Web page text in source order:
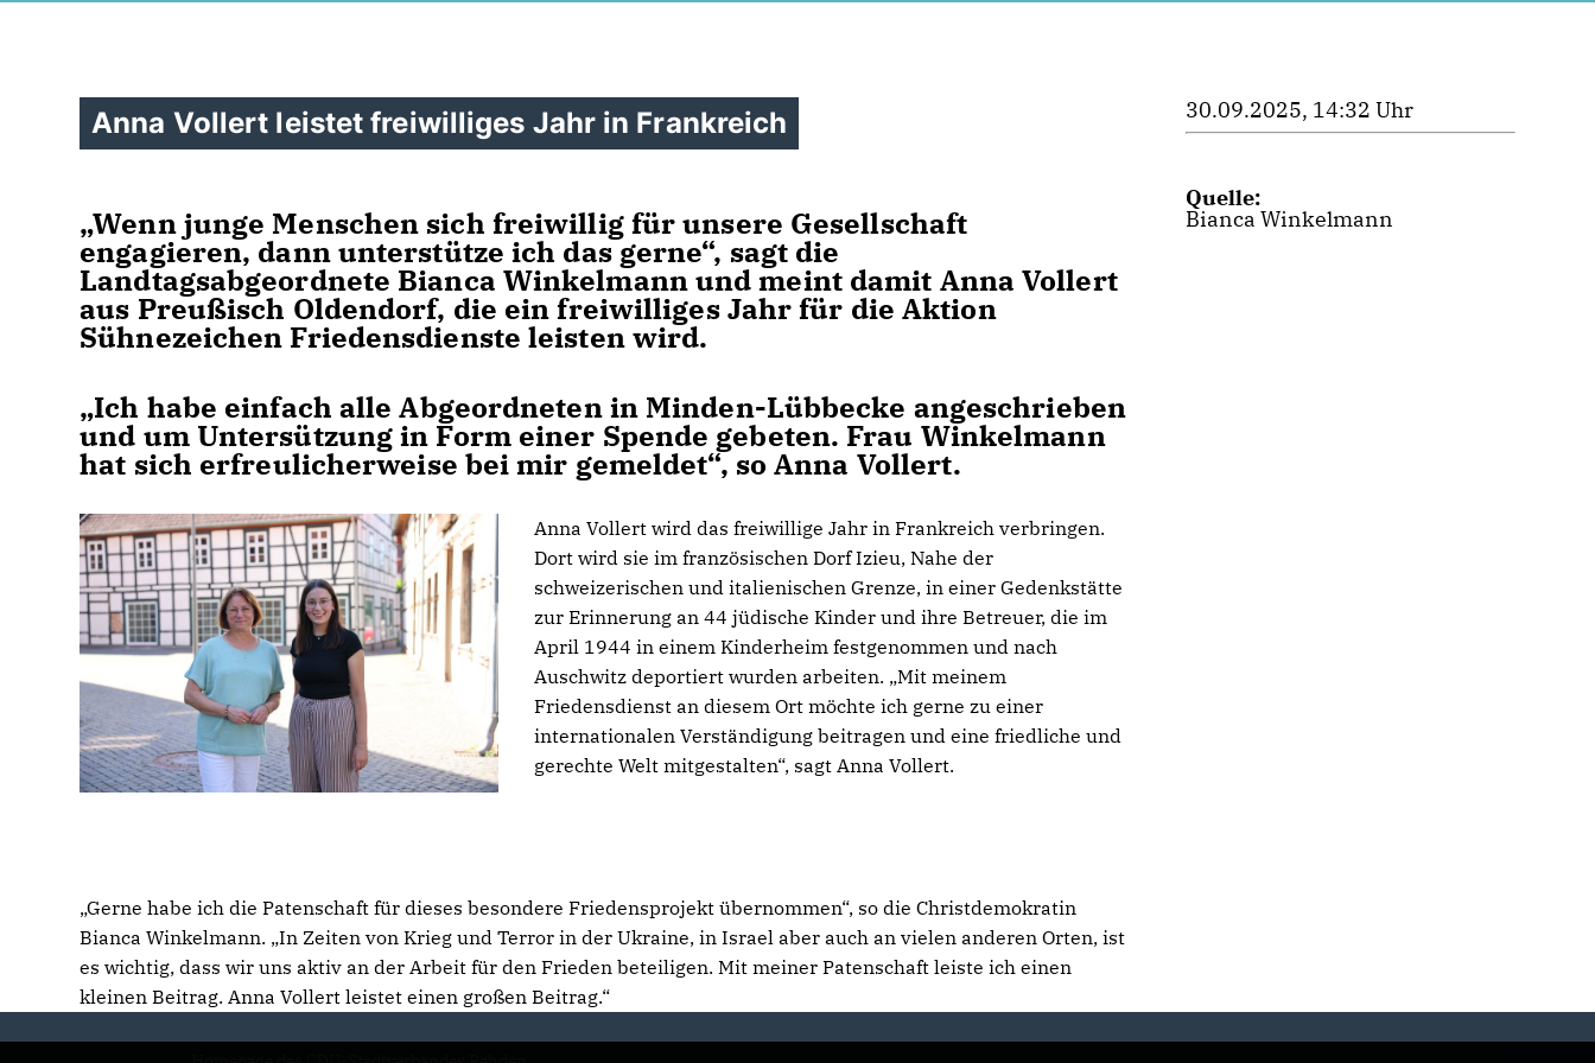
Anna Vollert leistet freiwilliges Jahr in Frankreich
Wenn junge Menschen sich freiwillig für unsere Gesellschaft
engagieren, dann unterstütze ich das gerne“, sagt die
Landtagsabgeordnete Bianca Winkelmann und meint damit Anna Vollert
aus Preußisch Oldendorf, die ein freiwilliges Jahr für die Aktion
Sühnezeichen Friedensdienste leisten wird.
Ich habe einfach alle Abgeordneten in Minden-Lübbecke angeschrieben
und um Untersützung in Form einer Spende gebeten. Frau Winkelmann
hat sich erfreulicherweise bei mir gemeldet“, so Anna Vollert.
Anna Vollert wird das freiwillige Jahr in Frankreich verbringen.
Dort wird sie im französischen Dorf Izieu, Nahe der
schweizerischen und italienischen Grenze, in einer Gedenkstätte
zur Erinnerung an 44 jüdische Kinder und ihre Betreuer, die im
April 1944 in einem Kinderheim festgenommen und nach
Auschwitz deportiert wurden arbeiten. „Mit meinem
Friedensdienst an diesem Ort möchte ich gerne zu einer
internationalen Verständigung beitragen und eine friedliche und
gerechte Welt mitgestalten“, sagt Anna Vollert.
Gerne habe ich die Patenschaft für dieses besondere Friedensprojekt übernommen“, so die Christdemokratin
Bianca Winkelmann. „In Zeiten von Krieg und Terror in der Ukraine, in Israel aber auch an vielen anderen Orten, ist
es wichtig, dass wir uns aktiv an der Arbeit für den Frieden beteiligen. Mit meiner Patenschaft leiste ich einen
kleinen Beitrag. Anna Vollert leistet einen großen Beitrag.“
30.09.2025, 14:32 Uhr
Quelle:
Bianca Winkelmann